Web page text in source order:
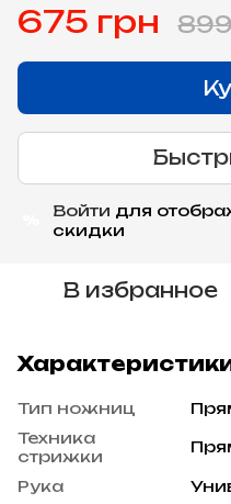
675 грн
Войти для
скидки
В избранное
Тип ножниц
Техника
стрижки
Рука